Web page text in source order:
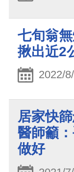
七旬翁
揪出近2
2022/
居家快
醫師籲
做好